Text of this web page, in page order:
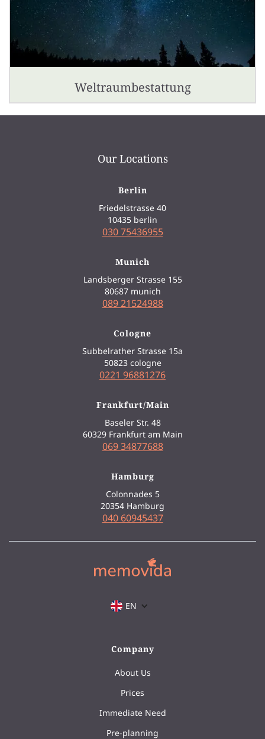
Weltraumbestattung
Our Locations
Berlin
Friedelstrasse 40
10435 berlin
030 75436955
Munich
Landsberger Strasse 155
80687 munich
089 21524988
Cologne
Subbelrather Strasse 15a
50823 cologne
0221 96881276
Frankfurt/Main
Baseler Str. 48
60329 Frankfurt am Main
069 34877688
Hamburg
Colonnades 5
20354 Hamburg
040 60945437
EN
Company
About Us
Prices
Immediate Need
Pre-planning